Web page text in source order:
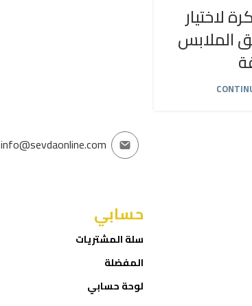
لاختيار
الملابس
info@sevdaonline.com
حسابي
سلة المشتريات
المفضلة
لوحة حسابي